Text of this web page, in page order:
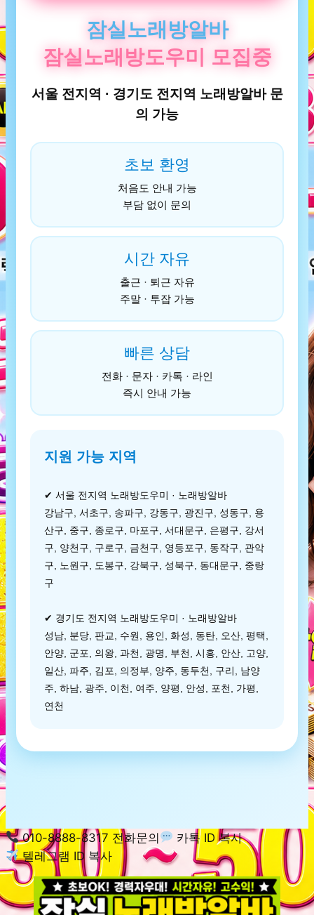
잠실노래방알바
잠실노래방도우미 모집중
서울 전지역 · 경기도 전지역 노래방알바 문
의 가능
초보 환영
처음도 안내 가능
부담 없이 문의
시간 자유
출근 · 퇴근 자유
주말 · 투잡 가능
빠른 상담
전화 · 문자 · 카톡 · 라인
즉시 안내 가능
지원 가능 지역
✔ 서울 전지역 노래방도우미 · 노래방알바
강남구, 서초구, 송파구, 강동구, 광진구, 성동구, 용
산구, 중구, 종로구, 마포구, 서대문구, 은평구, 강서
구, 양천구, 구로구, 금천구, 영등포구, 동작구, 관악
구, 노원구, 도봉구, 강북구, 성북구, 동대문구, 중랑
구
✔ 경기도 전지역 노래방도우미 · 노래방알바
성남, 분당, 판교, 수원, 용인, 화성, 동탄, 오산, 평택,
안양, 군포, 의왕, 과천, 광명, 부천, 시흥, 안산, 고양,
일산, 파주, 김포, 의정부, 양주, 동두천, 구리, 남양
주, 하남, 광주, 이천, 여주, 양평, 안성, 포천, 가평,
연천
010-8888-8317 전화문의
카톡 ID 복사
텔레그램 ID 복사